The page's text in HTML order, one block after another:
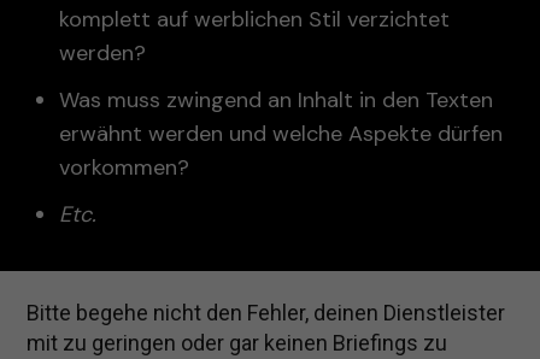
komplett auf werblichen Stil verzichtet
werden?
Was muss zwingend an Inhalt in den Texten
erwähnt werden und welche Aspekte dürfen
vorkommen?
Etc.
Bitte begehe nicht den Fehler, deinen Dienstleister
mit zu geringen oder gar keinen Briefings zu